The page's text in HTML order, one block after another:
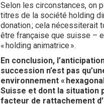
Selon les circonstances, on
titres de la société holding
donation ; cela nécessiterait
être française que suisse –
« holding animatrice ».
En conclusion,
succession n’est pas
environnement «
Suisse et dont la situation
facteur de rattachement